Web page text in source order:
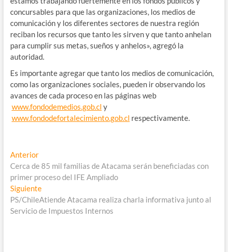
concursables para que las organizaciones, los medios de
comunicación y los diferentes sectores de nuestra región
reciban los recursos que tanto les sirven y que tanto anhelan
para cumplir sus metas, sueños y anhelos», agregó la
autoridad.
Es importante agregar que tanto los medios de comunicación,
como las organizaciones sociales, pueden ir observando los
avances de cada proceso en las páginas web
www.fondodemedios.gob.cl y
www.fondodefortalecimiento.gob.cl respectivamente.
Navegación
de
entradas
AnteriorEntrada
anterior:
Cerca de 85 mil familias de Atacama serán beneficiadas con
primer proceso del IFE Ampliado
SiguienteEntrada
siguiente:
PS/ChileAtiende Atacama realiza charla informativa junto al
Servicio de Impuestos Internos